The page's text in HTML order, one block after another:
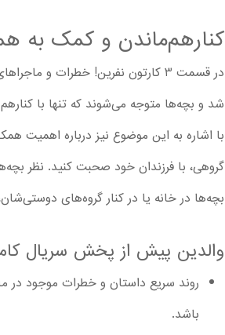
کنارهم‌ماندن و کمک به
در قسمت 3 کارتون نفرین! خطرات
شد و بچه‌ها متوجه می‌شوند که تنها با
با اشاره به این موضوع نیز درباره اهمیت
گروهی، با فرزندان خود صحبت کنید. نظر
بچه‌ها در خانه یا در کنار گروه‌های
والدین پیش از پخش سریال
باشد.